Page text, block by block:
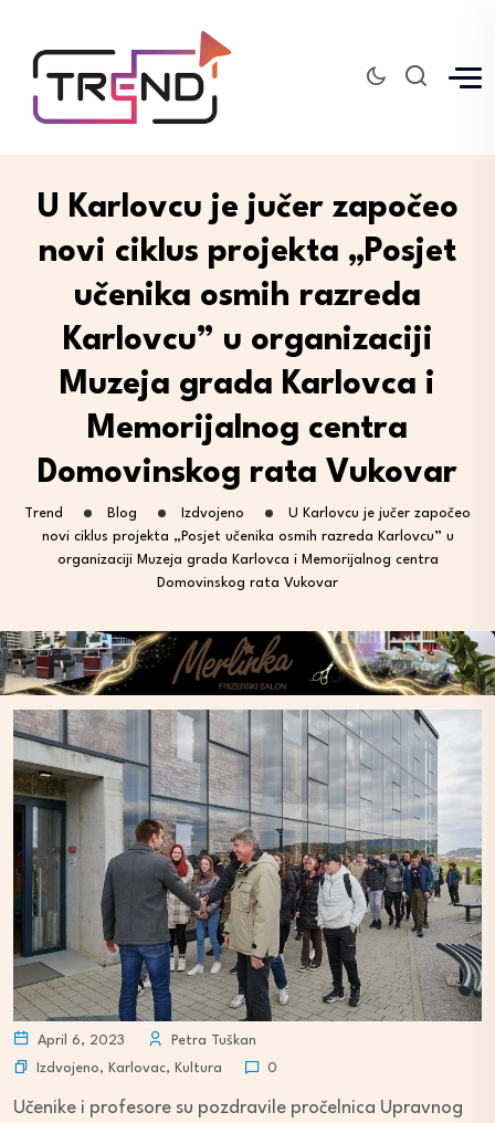
U Karlovcu je jučer započeo
novi ciklus projekta „Posjet
učenika osmih razreda
Karlovcu” u organizaciji
Muzeja grada Karlovca i
Memorijalnog centra
Domovinskog rata Vukovar
Trend Blog Izdvojeno
U Karlovcu je jučer započeo
novi ciklus projekta „Posjet učenika osmih razreda Karlovcu” u
organizaciji Muzeja grada Karlovca i Memorijalnog centra
Domovinskog rata Vukovar
April 6, 2023
Petra Tuškan
Izdvojeno, Karlovac, Kultura 0
Učenike i profesore su pozdravile pročelnica Upravnog